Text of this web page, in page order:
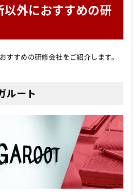
以外におすすめの研
すすめの研修会社をご紹介します。
ルート